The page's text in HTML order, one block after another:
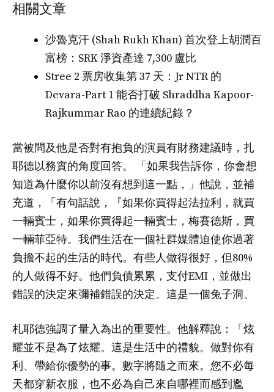
相關文章
沙魯克汗 (Shah Rukh Khan) 首次登上胡潤百
富榜：SRK 淨資產達 7,300 盧比
Stree 2 票房收集第 37 天：Jr NTR 的
Devara-Part 1 能否打破 Shraddha Kapoor-
Rajkummar Rao 的連續紀錄？
當被問及他是否對有抱負的演員有財務建議時，扎
耶德以務實的角度回答。 「如果我告訴你，你會想
知道為什麼你以前沒有想到這一點，」他說，並補
充道，「有句話說，『如果你買得起法拉利，就買
一輛賓士，如果你買得起一輛賓士，梅賽德斯，買
一輛菲亞特。我們生活在一個社群媒體迫使你過著
負擔不起的生活的時代。有些人做得很好，但80%
的人做得不好。他們負債累累，支付EMI，並做出
錯誤的決定來彌補錯誤的決定。這是一個兔子洞。
札耶​​德強調了量入為出的重要性。他解釋說：「炫
耀並不是為了炫耀。這是生活中的禮貌。做對你有
利、帶給你優勢的事。數字將隨之而來。您不必每
天都穿新衣服，也不必為自己來自哪裡而感到尷